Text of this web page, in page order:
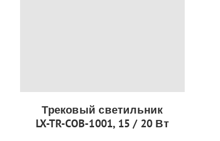
Трековый светильник
LX-TR-COB-1001, 15 / 20 Вт